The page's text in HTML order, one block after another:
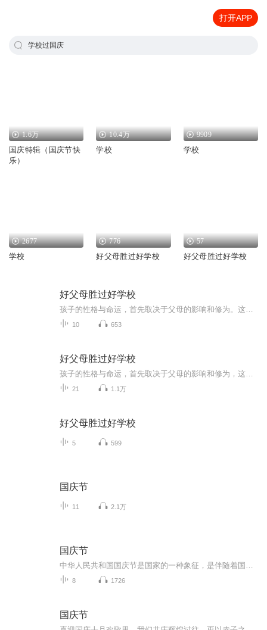
打开APP
学校过国庆
1.6万
国庆特辑（国庆节快
乐）
10.4万
学校
9909
学校
2677
学校
776
好父母胜过好学校
57
好父母胜过好学校
好父母胜过好学校
10 653
好父母胜过好学校
21 1.1万
好父母胜过好学校
5 599
国庆节
11 2.1万
国庆节
8 1726
国庆节